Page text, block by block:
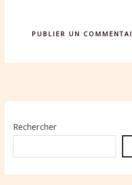
Rechercher